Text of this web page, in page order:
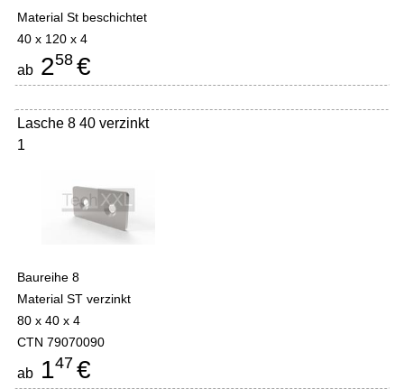
Material St beschichtet
40 x 120 x 4
ab 258 €
Lasche 8 40 verzinkt
1
Baureihe 8
Material ST verzinkt
80 x 40 x 4
CTN 79070090
ab 147 €